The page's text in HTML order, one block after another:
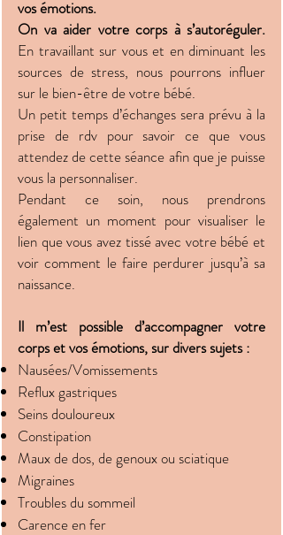
vos émotions.
On va aider votre corps à s’autoréguler.
En travaillant sur vous et en diminuant les
sources de stress, nous pourrons influer
sur le bien-être de votre bébé.
Un petit temps d’échanges sera prévu à la
prise de rdv pour savoir ce que vous
attendez de cette séance afin que je puisse
vous la personnaliser.
Pendant ce soin, nous prendrons
également un moment pour visualiser le
lien que vous avez tissé avec votre bébé et
voir comment le faire perdurer jusqu’à sa
naissance.
Il m’est possible d’accompagner votre
corps et vos émotions, sur divers sujets :
Nausées/Vomissements
Reflux gastriques
Seins douloureux
Constipation
Maux de dos, de genoux ou sciatique
Migraines
Troubles du sommeil
Carence en fer